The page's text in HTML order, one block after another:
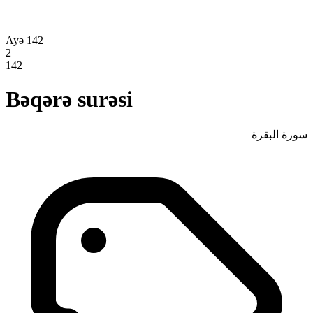
Ayə 142
2
142
Bəqərə surəsi
سورة البقرة